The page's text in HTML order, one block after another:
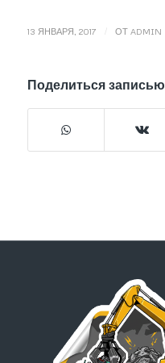
13 ЯНВАРЯ, 2017 ОТ ADMIN
Поделиться записью